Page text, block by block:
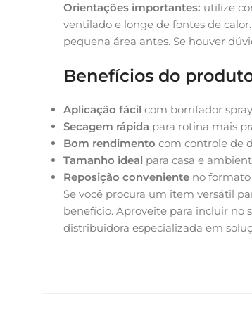
Orientações importantes: utilize
ventilado e longe de fontes de
pequena área antes. Se houver
Benefícios do
Aplicação fácil com borrifador spray
Secagem rápida para rotina mais
Bom rendimento com controle de
Tamanho ideal para casa e
Reposição conveniente no
Se você procura um item versátil
benefício. Aproveite para incluir no
distribuidora especializada em